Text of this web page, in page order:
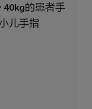
40kg的患者手
儿手指